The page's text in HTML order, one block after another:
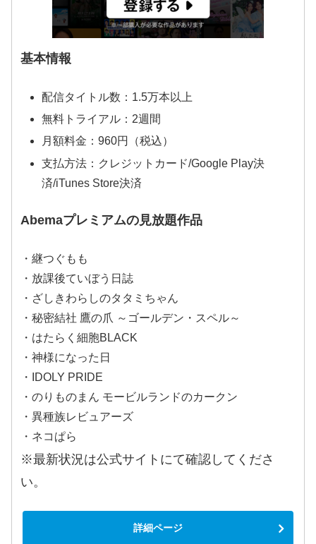
基本情報
配信タイトル数：1.5万本以上
無料トライアル：2週間
月額料金：960円（税込）
支払方法：クレジットカード/Google Play決
済/iTunes Store決済
Abemaプレミアムの見放題作品
・継つぐもも
・放課後ていぼう日誌
・ざしきわらしのタタミちゃん
・秘密結社 鷹の爪 ～ゴールデン・スペル～
・はたらく細胞BLACK
・神様になった日
・IDOLY PRIDE
・のりものまん モービルランドのカークン
・異種族レビュアーズ
・ネコぱら
※最新状況は公式サイトにて確認してくださ
い。
詳細ページ